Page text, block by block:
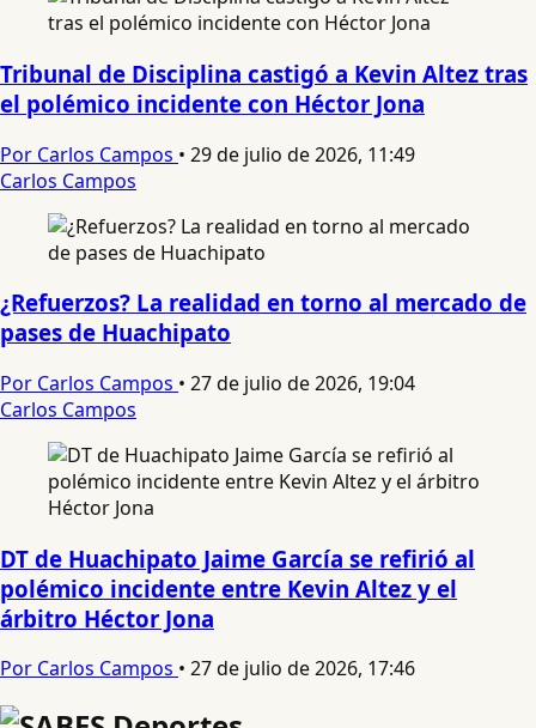
Tribunal de Disciplina castigó a Kevin Altez tras
el polémico incidente con Héctor Jona
Por Carlos Campos • 29 de julio de 2026, 11:49
Carlos Campos
¿Refuerzos? La realidad en torno al mercado de
pases de Huachipato
Por Carlos Campos • 27 de julio de 2026, 19:04
Carlos Campos
DT de Huachipato Jaime García se refirió al
polémico incidente entre Kevin Altez y el
árbitro Héctor Jona
Por Carlos Campos • 27 de julio de 2026, 17:46